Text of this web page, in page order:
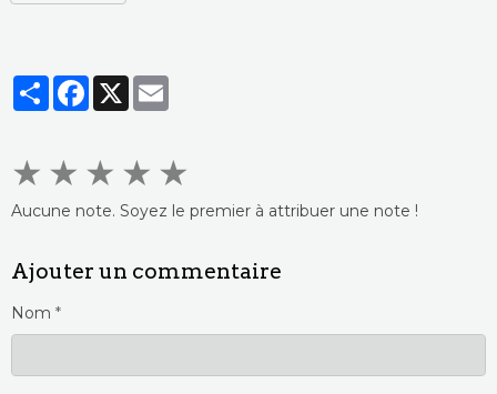
PartagerFacebook
X
★ ★ ★ ★ ★
Aucune note. Soyez le premier à attribuer une note !
Ajouter un commentaire
Nom